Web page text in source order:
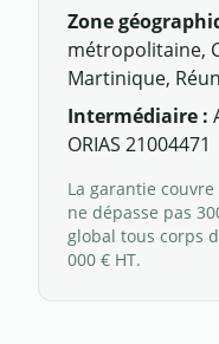
Zone
métropolitaine,
Martinique,
Intermédiaire :
ORIAS 21004471
La garantie
ne dépasse pas
global tous corps
000 € HT.